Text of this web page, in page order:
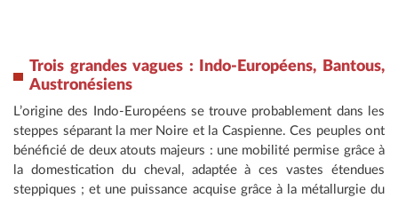
Trois grandes vagues : Indo-Européens, Bantous,
Austronésiens
L’origine des Indo-Européens se trouve probablement dans les
steppes séparant la mer Noire et la Caspienne. Ces peuples ont
bénéficié de deux atouts majeurs : une mobilité permise grâce à
la domestication du cheval, adaptée à ces vastes étendues
steppiques ; et une puissance acquise grâce à la métallurgie du